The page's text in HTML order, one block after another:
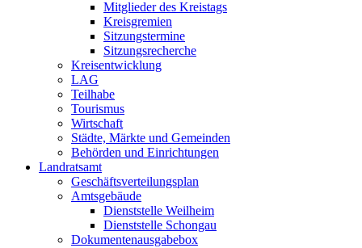
Mitglieder des Kreistags
Kreisgremien
Sitzungstermine
Sitzungsrecherche
Kreisentwicklung
LAG
Teilhabe
Tourismus
Wirtschaft
Städte, Märkte und Gemeinden
Behörden und Einrichtungen
Landratsamt
Geschäftsverteilungsplan
Amtsgebäude
Dienststelle Weilheim
Dienststelle Schongau
Dokumentenausgabebox